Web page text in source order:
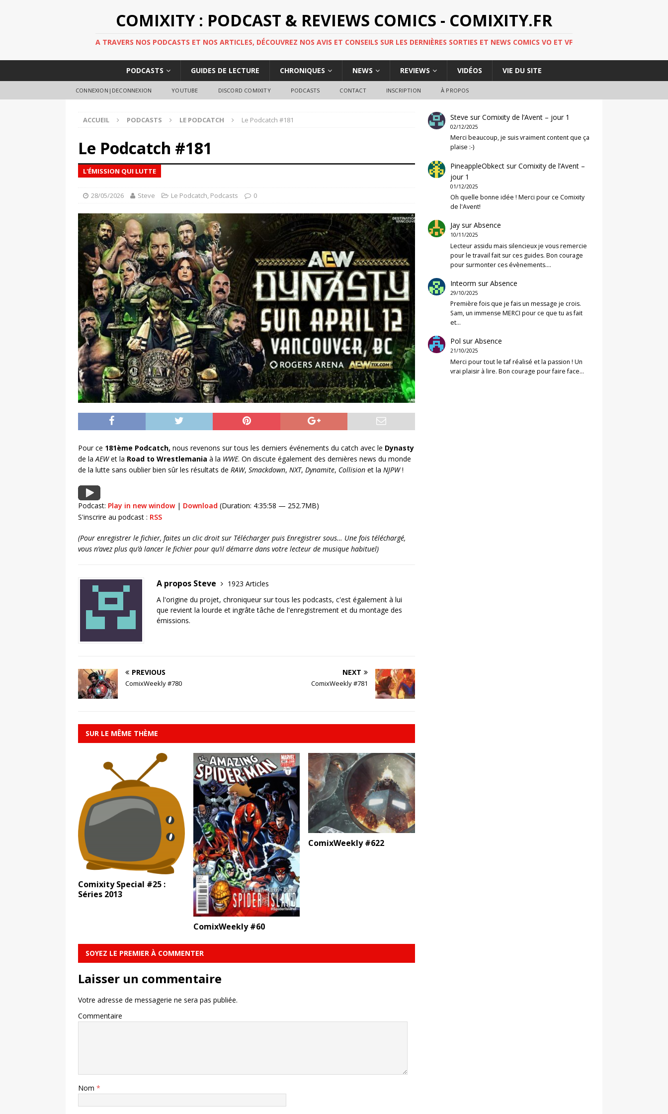
COMIXITY : PODCAST & REVIEWS COMICS - COMIXITY.FR
A TRAVERS NOS PODCASTS ET NOS ARTICLES, DÉCOUVREZ NOS AVIS ET CONSEILS SUR LES DERNIÈRES SORTIES ET NEWS COMICS VO ET VF
PODCASTS GUIDES DE LECTURE CHRONIQUES NEWS REVIEWS VIDÉOS VIE DU SITE
CONNEXION|DECONNEXION YOUTUBE DISCORD COMIXITY PODCASTS CONTACT INSCRIPTION À PROPOS
ACCUEIL PODCASTS LE PODCATCH Le Podcatch #181
Le Podcatch #181
L'ÉMISSION QUI LUTTE
28/05/2026 Steve Le Podcatch, Podcasts 0
Pour ce 181ème Podcatch, nous revenons sur tous les derniers événements du catch avec le Dynasty
de laAEWet la Road to Wrestlemania à la WWE. On discute également des dernières news du monde
de la lutte sans oublier bien sûr les résultats de RAW, Smackdown, NXT, Dynamite, Collision et la NJPW!
Podcast: Play in new window| Download (Duration: 4:35:58 — 252.7MB)
S'inscrire au podcast : RSS
(Pour enregistrer le fichier, faites un clic droit sur Télécharger puis Enregistrer sous… Une fois téléchargé,
vous n’avez plus qu’à lancer le fichier pour qu’il démarre dans votre lecteur de musique habituel)
A propos Steve
1923 Articles
A l'origine du projet, chroniqueur sur tous les podcasts, c'est également à lui
que revient la lourde et ingrâte tâche de l'enregistrement et du montage des
émissions.
PREVIOUS
ComixWeekly #780
NEXT
ComixWeekly #781
SUR LE MÊME THÈME
Comixity Special #25 :
Séries 2013
ComixWeekly #60
ComixWeekly #622
SOYEZ LE PREMIER À COMMENTER
Laisser un commentaire
Votre adresse de messagerie ne sera pas publiée.
Commentaire
Nom *
Steve surComixity de l’Avent – jour 1
02/12/2025
Merci beaucoup, je suis vraiment content que ça
plaise :-)
PineappleObkect surComixity de l’Avent –
jour 1
01/12/2025
Oh quelle bonne idée ! Merci pour ce Comixity
de l'Avent!
Jay surAbsence
10/11/2025
Lecteur assidu mais silencieux je vous remercie
pour le travail fait sur ces guides. Bon courage
pour surmonter ces évènements.…
Inteorm surAbsence
29/10/2025
Première fois que je fais un message je crois.
Sam, un immense MERCI pour ce que tu as fait
et…
Pol surAbsence
21/10/2025
Merci pour tout le taf réalisé et la passion ! Un
vrai plaisir à lire. Bon courage pour faire face…